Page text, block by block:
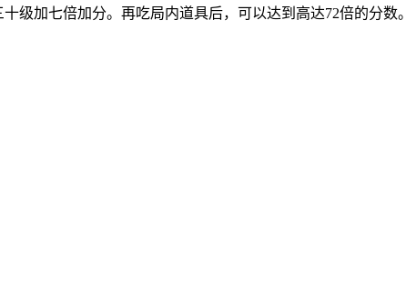
级加七倍加分。再吃局内道具后，可以达到高达72倍的分数。